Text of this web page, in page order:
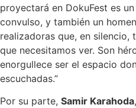
proyectará en DokuFest es
convulso, y también un
realizadoras que, en silencio,
que necesitamos ver. Son
enorgullece ser el espacio
escuchadas.”
Por su parte, Samir Karahoda